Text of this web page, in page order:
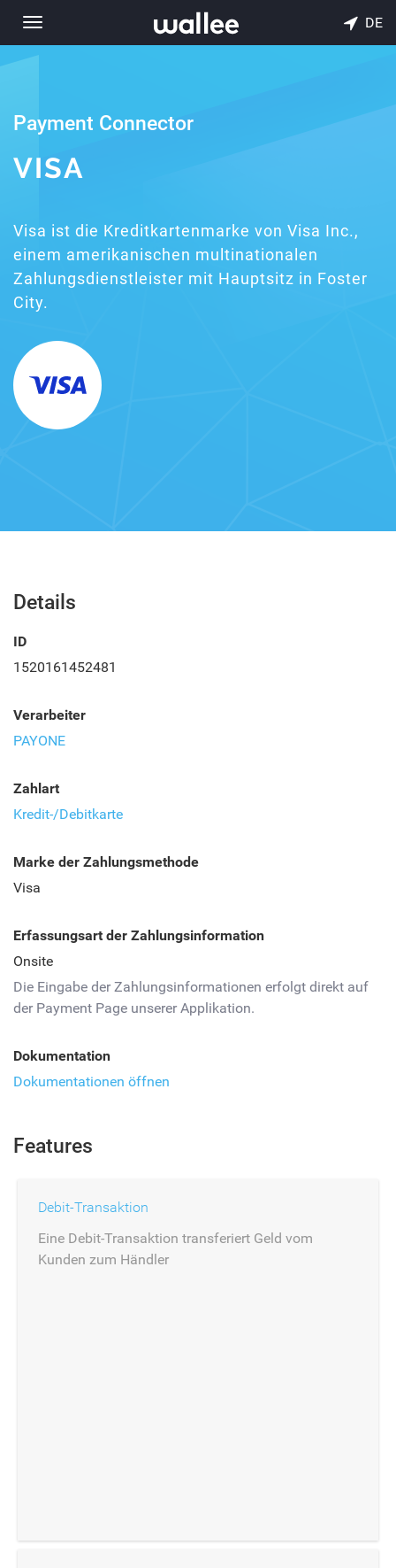
Toggle
navigation
DE
Payment Connector
VISA
Visa ist die Kreditkartenmarke von Visa Inc.,
einem amerikanischen multinationalen
Zahlungsdienstleister mit Hauptsitz in Foster
City.
Details
ID
1520161452481
Verarbeiter
PAYONE
Zahlart
Kredit-/Debitkarte
Marke der Zahlungsmethode
Visa
Erfassungsart der Zahlungsinformation
Onsite
Die Eingabe der Zahlungsinformationen erfolgt direkt auf
der Payment Page unserer Applikation.
Dokumentation
Dokumentationen öffnen
Features
Debit-Transaktion
Eine Debit-Transaktion transferiert Geld vom
Kunden zum Händler